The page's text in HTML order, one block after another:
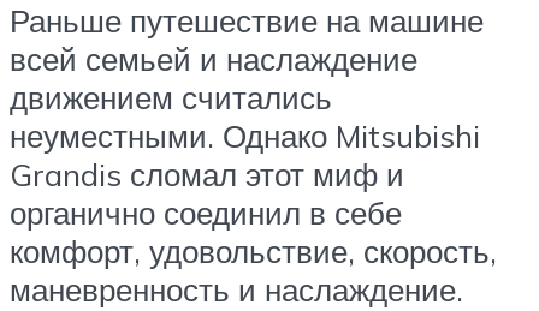
Раньше путешествие на машине
всей семьей и наслаждение
движением считались
неуместными. Однако Mitsubishi
Grandis сломал этот миф и
органично соединил в себе
комфорт, удовольствие, скорость,
маневренность и наслаждение.